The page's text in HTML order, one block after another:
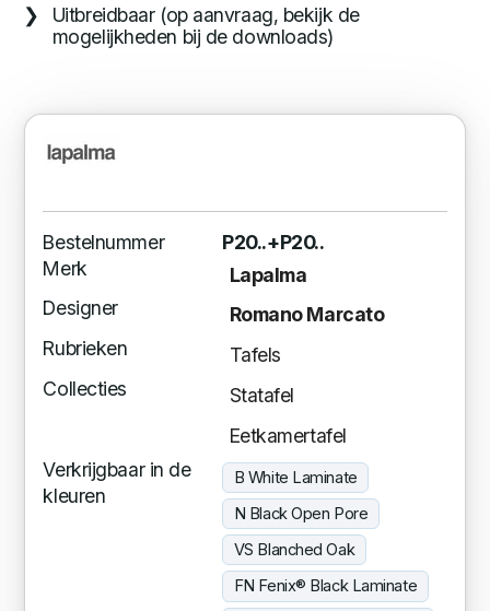
Uitbreidbaar (op aanvraag, bekijk de
mogelijkheden bij de downloads)
Bestelnummer
P20..+P20..
Merk
Lapalma
Designer
Romano Marcato
Rubrieken
Tafels
Collecties
Statafel
Eetkamertafel
Verkrijgbaar in de
kleuren
B White Laminate
N Black Open Pore
VS Blanched Oak
FN Fenix® Black Laminate